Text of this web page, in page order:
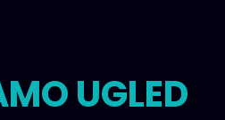
UGLED